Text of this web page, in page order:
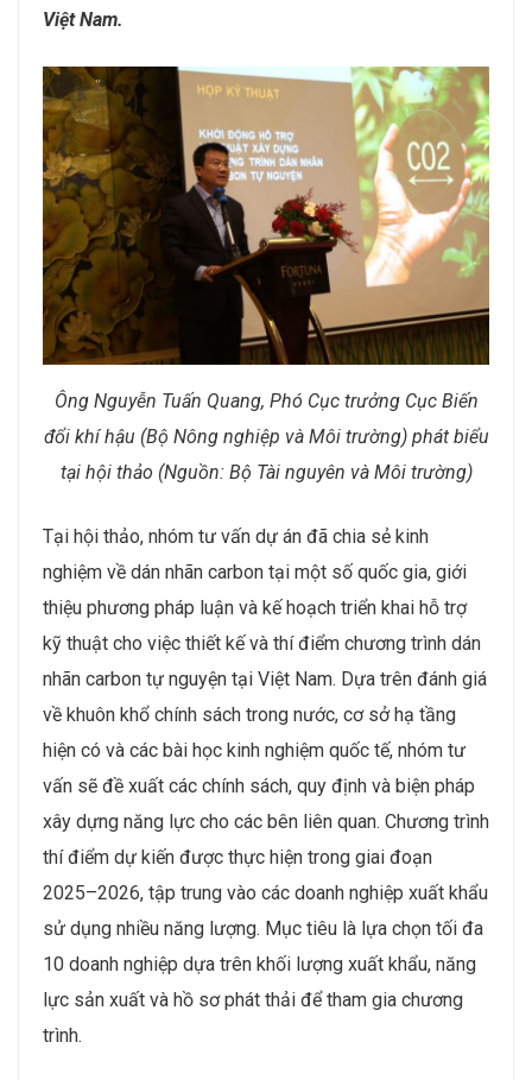
Việt Nam.
Ông Nguyễn Tuấn Quang, Phó Cục trưởng Cục Biến
đổi khí hậu (Bộ Nông nghiệp và Môi trường) phát biểu
tại hội thảo (Nguồn: Bộ Tài nguyên và Môi trường)
Tại hội thảo, nhóm tư vấn dự án đã chia sẻ kinh
nghiệm về dán nhãn carbon tại một số quốc gia, giới
thiệu phương pháp luận và kế hoạch triển khai hỗ trợ
kỹ thuật cho việc thiết kế và thí điểm chương trình dán
nhãn carbon tự nguyện tại Việt Nam. Dựa trên đánh giá
về khuôn khổ chính sách trong nước, cơ sở hạ tầng
hiện có và các bài học kinh nghiệm quốc tế, nhóm tư
vấn sẽ đề xuất các chính sách, quy định và biện pháp
xây dựng năng lực cho các bên liên quan. Chương trình
thí điểm dự kiến được thực hiện trong giai đoạn
2025–2026, tập trung vào các doanh nghiệp xuất khẩu
sử dụng nhiều năng lượng. Mục tiêu là lựa chọn tối đa
10 doanh nghiệp dựa trên khối lượng xuất khẩu, năng
lực sản xuất và hồ sơ phát thải để tham gia chương
trình.